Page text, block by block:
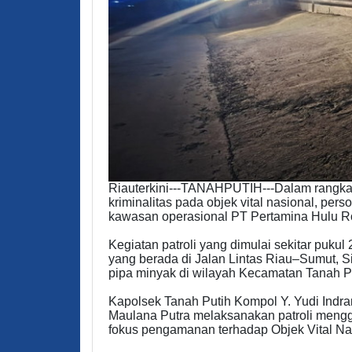
Riauterkini---TANAHPUTIH---Dalam
kriminalitas pada objek vital nasional,
kawasan operasional PT Pertamina Hulu
Kegiatan patroli yang dimulai sekitar
yang berada di Jalan Lintas Riau–Sumut,
pipa minyak di wilayah Kecamatan Tanah
Kapolsek Tanah Putih Kompol Y. Yudi
Maulana Putra melaksanakan patroli
fokus pengamanan terhadap Objek Vital